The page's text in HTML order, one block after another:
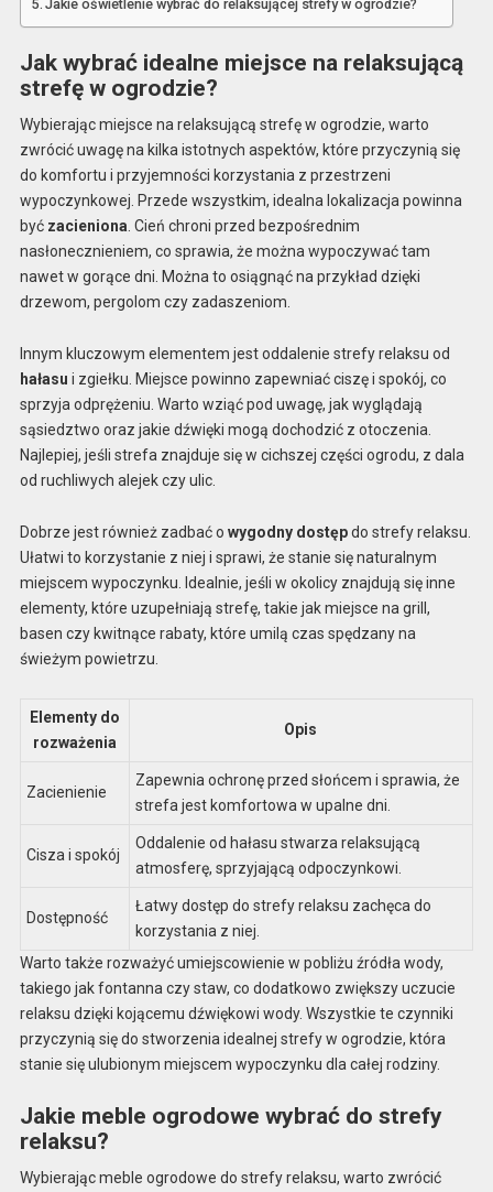
Jakie oświetlenie wybrać do relaksującej strefy w ogrodzie?
Jak wybrać idealne miejsce na relaksującą
strefę w ogrodzie?
Wybierając miejsce na relaksującą strefę w ogrodzie, warto
zwrócić uwagę na kilka istotnych aspektów, które przyczynią się
do komfortu i przyjemności korzystania z przestrzeni
wypoczynkowej. Przede wszystkim, idealna lokalizacja powinna
być zacieniona. Cień chroni przed bezpośrednim
nasłonecznieniem, co sprawia, że można wypoczywać tam
nawet w gorące dni. Można to osiągnąć na przykład dzięki
drzewom, pergolom czy zadaszeniom.
Innym kluczowym elementem jest oddalenie strefy relaksu od
hałasu i zgiełku. Miejsce powinno zapewniać ciszę i spokój, co
sprzyja odprężeniu. Warto wziąć pod uwagę, jak wyglądają
sąsiedztwo oraz jakie dźwięki mogą dochodzić z otoczenia.
Najlepiej, jeśli strefa znajduje się w cichszej części ogrodu, z dala
od ruchliwych alejek czy ulic.
Dobrze jest również zadbać o wygodny dostępdo strefy relaksu.
Ułatwi to korzystanie z niej i sprawi, że stanie się naturalnym
miejscem wypoczynku. Idealnie, jeśli w okolicy znajdują się inne
elementy, które uzupełniają strefę, takie jak miejsce na grill,
basen czy kwitnące rabaty, które umilą czas spędzany na
świeżym powietrzu.
Elementy do
rozważenia
Opis
Zacienienie
Zapewnia ochronę przed słońcem i sprawia, że
strefa jest komfortowa w upalne dni.
Cisza i spokój
Oddalenie od hałasu stwarza relaksującą
atmosferę, sprzyjającą odpoczynkowi.
Dostępność
Łatwy dostęp do strefy relaksu zachęca do
korzystania z niej.
Warto także rozważyć umiejscowienie w pobliżu źródła wody,
takiego jak fontanna czy staw, co dodatkowo zwiększy uczucie
relaksu dzięki kojącemu dźwiękowi wody. Wszystkie te czynniki
przyczynią się do stworzenia idealnej strefy w ogrodzie, która
stanie się ulubionym miejscem wypoczynku dla całej rodziny.
Jakie meble ogrodowe wybrać do strefy
relaksu?
Wybierając meble ogrodowe do strefy relaksu, warto zwrócić